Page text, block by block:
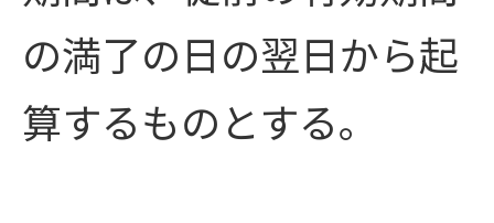
の満了の日の翌日から起
算するものとする。